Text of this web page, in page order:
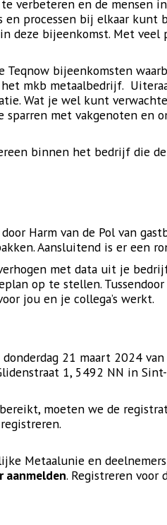
verbeteren en de mensen
processen bij elkaar
deze bijeenkomst. Met
bijeenkomsten
mkb metaalbedrijf.
Wat je wel kunt
sparren met vakgenoten en
binnen het bedrijf die
Harm van de Pol van
Aansluitend is er een
met data uit je
op te stellen.
jou en je collega’s werkt.
21 maart 2024
1, 5492 NN in
moeten we de
Metaalunie en
aanmelden. Registreren voor